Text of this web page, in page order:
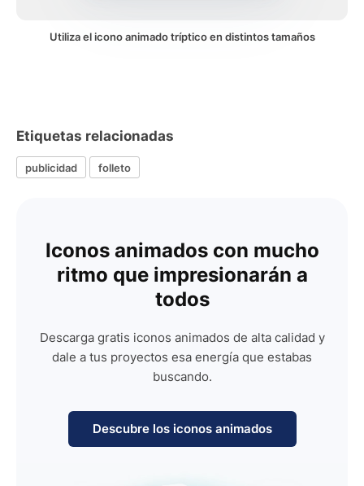
Utiliza el icono animado tríptico en distintos tamaños
Etiquetas relacionadas
publicidad folleto
Iconos animados con mucho
ritmo que impresionarán a
todos
Descarga gratis iconos animados de alta calidad y
dale a tus proyectos esa energía que estabas
buscando.
Descubre los iconos animados